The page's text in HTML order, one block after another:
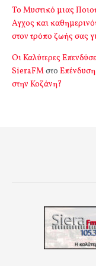
Το Μυστικό μιας
Αγχος και
στον τρόπο ζωής σας
Οι Καλύτερες
SieraFMστο Επένδυση
στην Κοζάνη?